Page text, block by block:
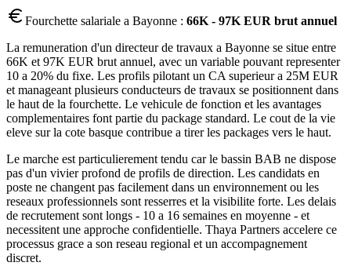
Fourchette salariale a Bayonne : 66K - 97K EUR brut annuel
La remuneration d'un directeur de travaux a Bayonne se situe entre
66K et 97K EUR brut annuel, avec un variable pouvant representer
10 a 20% du fixe. Les profils pilotant un CA superieur a 25M EUR
et manageant plusieurs conducteurs de travaux se positionnent dans
le haut de la fourchette. Le vehicule de fonction et les avantages
complementaires font partie du package standard. Le cout de la vie
eleve sur la cote basque contribue a tirer les packages vers le haut.
Le marche est particulierement tendu car le bassin BAB ne dispose
pas d'un vivier profond de profils de direction. Les candidats en
poste ne changent pas facilement dans un environnement ou les
reseaux professionnels sont resserres et la visibilite forte. Les delais
de recrutement sont longs - 10 a 16 semaines en moyenne - et
necessitent une approche confidentielle. Thaya Partners accelere ce
processus grace a son reseau regional et un accompagnement
discret.